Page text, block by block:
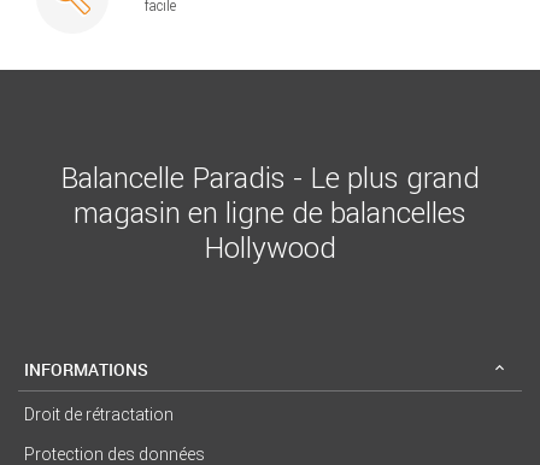
facile
Balancelle Paradis - Le plus grand
magasin en ligne de balancelles
Hollywood
INFORMATIONS
Droit de rétractation
Protection des données